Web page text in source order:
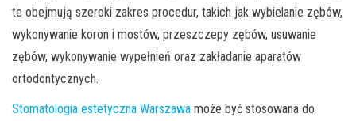
te obejmują szeroki zakres procedur, takich jak wybielanie zębów,
wykonywanie koron i mostów, przeszczepy zębów, usuwanie
zębów, wykonywanie wypełnień oraz zakładanie aparatów
ortodontycznych.
Stomatologia estetyczna Warszawa może być stosowana do